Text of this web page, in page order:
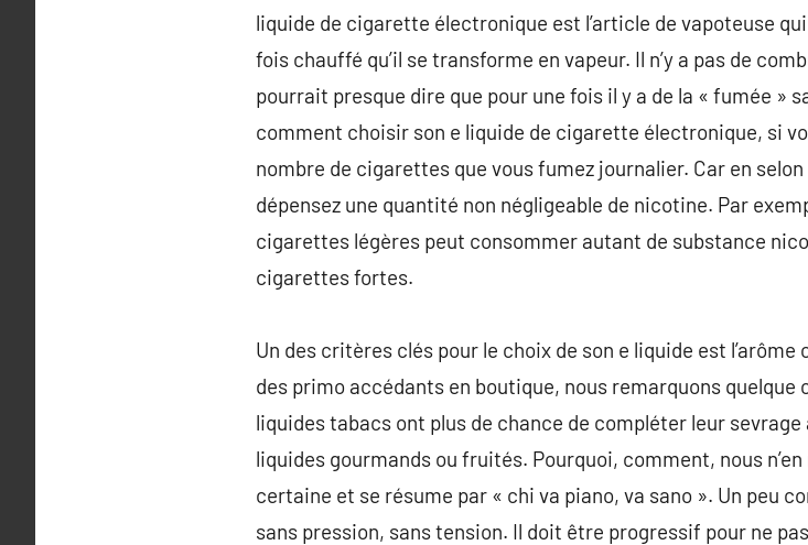
liquide de cigarette électronique est l’article de vapoteuse
fois chauffé qu’il se transforme en vapeur. Il n’y a pas de
pourrait presque dire que pour une fois il y a de la « fumée »
comment choisir son e liquide de cigarette électronique, si
nombre de cigarettes que vous fumez journalier. Car en
dépensez une quantité non négligeable de nicotine. Par
cigarettes légères peut consommer autant de substance
cigarettes fortes.
Un des critères clés pour le choix de son e liquide est
des primo accédants en boutique, nous remarquons
liquides tabacs ont plus de chance de compléter leur
liquides gourmands ou fruités. Pourquoi, comment, nous
certaine et se résume par « chi va piano, va sano ». Un peu
sans pression, sans tension. Il doit être progressif pour ne